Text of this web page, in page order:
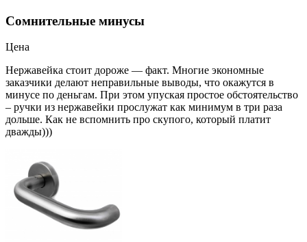
Сомнительные минусы
Цена
Нержавейка стоит дороже — факт. Многие экономные
заказчики делают неправильные выводы, что окажутся в
минусе по деньгам. При этом упуская простое обстоятельство
– ручки из нержавейки прослужат как минимум в три раза
дольше. Как не вспомнить про скупого, который платит
дважды)))